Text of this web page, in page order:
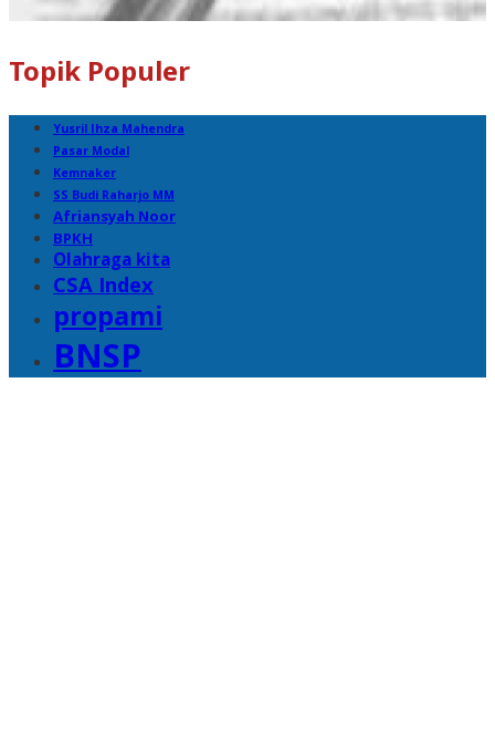
Topik Populer
Yusril Ihza Mahendra
Pasar Modal
Kemnaker
SS Budi Raharjo MM
Afriansyah Noor
BPKH
Olahraga kita
CSA Index
propami
BNSP